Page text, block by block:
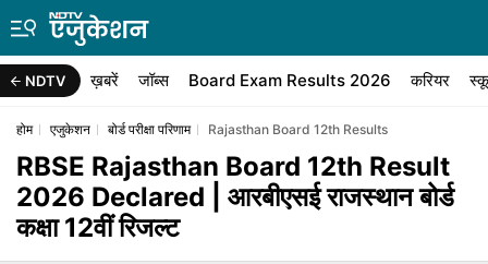
NDTV ख़बरें जॉब्स Board Exam Results 2026 करियर
होम एजुकेशन बोर्ड परीक्षा परिणाम Rajasthan Board 12th Results
RBSE Rajasthan Board 12th Result
2026 Declared | आरबीएसई राजस्थान बोर्ड
कक्षा 12वीं रिजल्ट